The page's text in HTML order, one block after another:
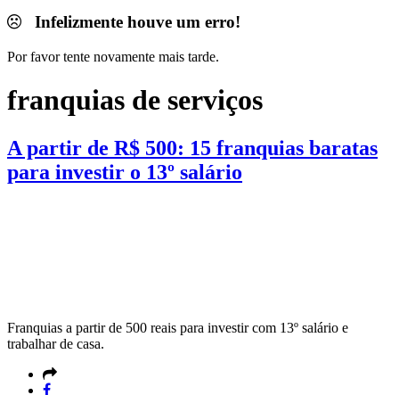
Infelizmente houve um erro!
Por favor tente novamente mais tarde.
franquias de serviços
A partir de R$ 500: 15 franquias baratas
para investir o 13º salário
Franquias a partir de 500 reais para investir com 13º salário e
trabalhar de casa.